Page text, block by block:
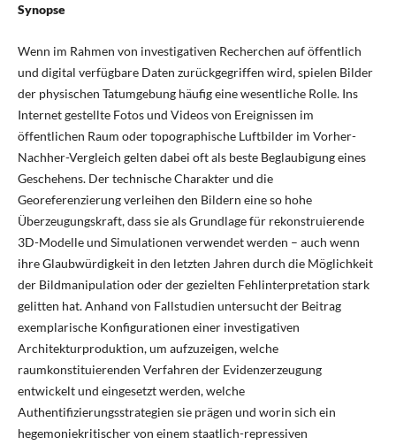
Synopse
Wenn im Rahmen von investigativen Recherchen auf öffentlich
und digital verfügbare Daten zurückgegriffen wird, spielen Bilder
der physischen Tatumgebung häufig eine wesentliche Rolle. Ins
Internet gestellte Fotos und Videos von Ereignissen im
öffentlichen Raum oder topographische Luftbilder im Vorher-
Nachher-Vergleich gelten dabei oft als beste Beglaubigung eines
Geschehens. Der technische Charakter und die
Georeferenzierung verleihen den Bildern eine so hohe
Überzeugungskraft, dass sie als Grundlage für rekonstruierende
3D-Modelle und Simulationen verwendet werden – auch wenn
ihre Glaubwürdigkeit in den letzten Jahren durch die Möglichkeit
der Bildmanipulation oder der gezielten Fehlinterpretation stark
gelitten hat. Anhand von Fallstudien untersucht der Beitrag
exemplarische Konfigurationen einer investigativen
Architekturproduktion, um aufzuzeigen, welche
raumkonstituierenden Verfahren der Evidenzerzeugung
entwickelt und eingesetzt werden, welche
Authentifizierungsstrategien sie prägen und worin sich ein
hegemoniekritischer von einem staatlich-repressiven